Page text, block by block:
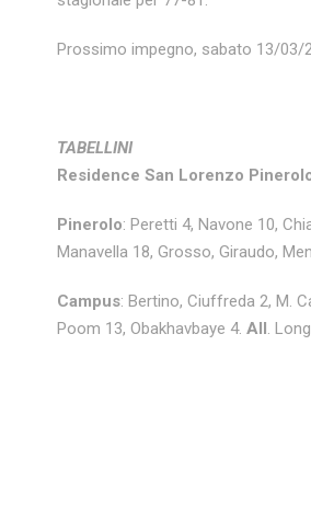
Prossimo impegno, sabato 13/03/
TABELLINI
Residence San Lorenzo
Pinerolo: Peretti 4, Navone 10,
Manavella 18, Grosso, Giraudo,
Campus: Bertino, Ciuffreda 2, M.
Poom 13, Obakhavbaye 4. All .